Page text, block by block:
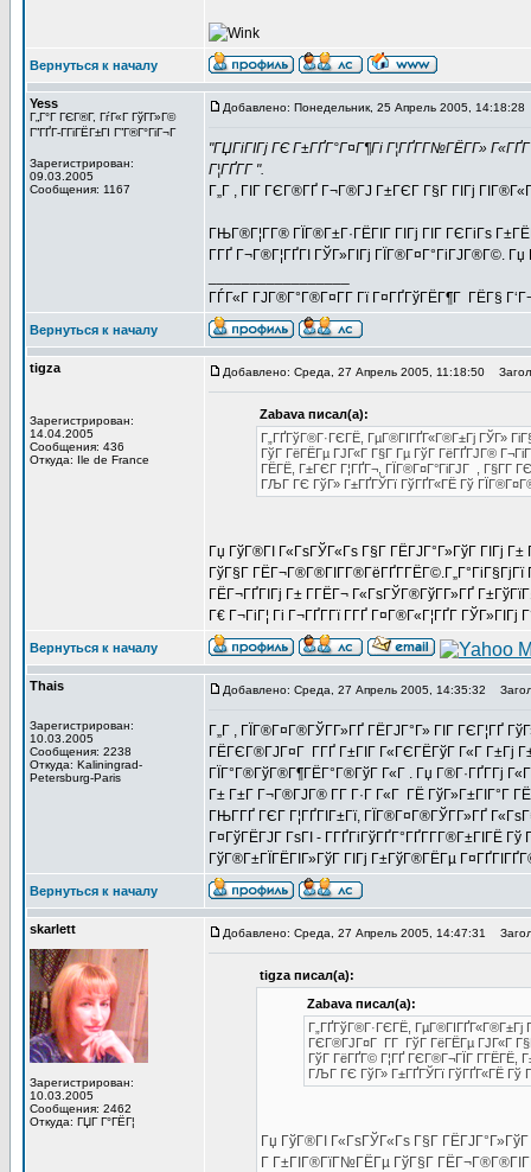
Вернуться к началу
Yess
Г„Г°Г ГЄГ®Г­, ГѓГ«Г ГўГ­Г»Г©
Г”ГҐГ­-ГГіГЁГ±ГІ Г”Г®Г°ГіГ¬Г
Зарегистрирован:
09.03.2005
Сообщения: 1167
Добавлено: Понедельник, 25 Апрель 2005, 14:18:28
"ГЏГіГІГј ГЄ Г±ГҐГ°Г¤Г¶Гі Г¦ГҐГ­Г№ГЁГ­Г»
Г¦ГҐГ­Г ".
Г„Г , ГІГ ГЄГ®ГҐ Г¬Г®ГЈ Г±ГЄГ Г§Г ГІГј
ГЊГ®Г¦Г­Г® ГЇГ®Г±Г·ГЁГІГ ГІГј ГІГ ГЄГіГѕ
Г­ГҐ Г¬Г®Г¦ГҐГІ ГЎГ»ГІГј ГЇГ®Г¤Г°ГіГЈГ®Г©.
ГЃГ«Г ГЈГ®Г°Г®Г¤Г­Г Гї Г¤ГҐГўГЁГ¶Г ГЁГ§
Вернуться к началу
tigza
Зарегистрирован:
14.04.2005
Сообщения: 436
Откуда: Ile de France
Добавлено: Среда, 27 Апрель 2005, 11:18:50
Zabava писал(а):
Г„ГҐГўГ®Г·ГЄГЁ, ГµГ®ГІГҐГ«Г®Г±Гј ГЎГ»
ГўГ ГёГЁГµ ГЈГ«Г Г§Г Гµ ГўГ ГёГҐГЈГ®
ГЁГЁ, Г±ГЄГ Г¦ГҐГ¬, ГЇГ®Г¤Г°ГіГЈГ , Г§Г­Г
ГЉГ ГЄ ГўГ» Г±ГҐГЎГї ГўГҐГ«ГЁ Гў
Гџ ГўГ®ГІ Г«ГѕГЎГ«Гѕ Г§Г ГЁГЈГ°Г»ГўГ ГІГј
ГўГ§Г ГЁГ¬Г®Г®ГІГ­Г®ГёГҐГ­ГЁГ©.Г„Г°ГіГ§ГјГї
ГЁГ¬ГҐГІГј Г± Г­ГЁГ¬ Г«ГѕГЎГ®ГўГ­Г»ГҐ
Г€ Г¬ГіГ¦ Гі Г¬ГҐГ­Гї Г­ГҐ Г¤Г®Г«Г¦ГҐГ­
Вернуться к началу
Thais
Зарегистрирован:
10.03.2005
Сообщения: 2238
Откуда: Kaliningrad-
Petersburg-Paris
Добавлено: Среда, 27 Апрель 2005, 14:35:32
Г„Г , ГЇГ®Г¤Г®ГЎГ­Г»ГҐ ГЁГЈГ°Г» ГІГ ГЄГ¦ГҐ
ГЁГЄГ®ГЈГ¤Г Г­ГҐ Г±ГІГ Г«ГЄГЁГўГ Г«Г Г±Гј
ГЇГ°Г®ГўГ®Г¶ГЁГ°Г®ГўГ Г«Г . Гџ Г®Г·ГҐГ­Гј
Г± Г±Г Г¬Г®ГЈГ® Г­Г Г·Г Г«Г ГЁ ГўГ»Г±ГІГ°Г
ГЊГ­ГҐ ГЄГ Г¦ГҐГІГ±Гї, ГЇГ®Г¤Г®ГЎГ­Г»ГҐ
Г¤ГўГЁГЈГ ГѕГІ - Г­ГҐГіГўГҐГ°ГҐГ­Г­Г®Г±ГІГЁ
ГўГ®Г±ГЇГЁГІГ»ГўГ ГІГј Г±ГўГ®ГЁГµ
Вернуться к началу
skarlett
Зарегистрирован:
10.03.2005
Сообщения: 2462
Откуда: ГЏГ Г°ГЁГ¦
Добавлено: Среда, 27 Апрель 2005, 14:47:31
tigza писал(а):
Zabava писал(а):
Г„ГҐГўГ®Г·ГЄГЁ, ГµГ®ГІГҐГ«Г®Г±Гј
ГЄГ®ГЈГ¤Г Г­Г ГўГ ГёГЁГµ ГЈГ«Г
ГўГ ГёГҐГ© Г¦ГҐ ГЄГ®Г¬ГЇГ Г­ГЁГЁ,
ГЉГ ГЄ ГўГ» Г±ГҐГЎГї ГўГҐГ«ГЁ Гў
Гџ ГўГ®ГІ Г«ГѕГЎГ«Гѕ Г§Г
Г Г±ГІГ®ГїГ№ГЁГµ ГўГ§Г